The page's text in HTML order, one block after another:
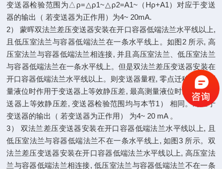
变送器检验范围为△ρ=△ρ1~△ρ2=A1~（Hρ+A1）对应于变送
器的输出（ 若变送器为正作用）为4~ 20mA.
2） 蒙晖双法兰差压变送器安装在开口容器低端法兰水平线以上,
且低压室法兰与容器低端法兰在一条水平线上。如图2 所示, 高
压室法兰与容器低端法兰相连接, 并且高压室法兰、低压室法兰
与容器低端法兰在一条水平线上。但是双法兰差压变送器安装在
开口容器低端法兰水平线以上。则变送器量程, 零点迁移量, 低测
量液位时作用于变送器上等效静压差, 最高测量液位时, 作用于变
送器上等效静压差, 变送器检验范围均与本节1） 相同。对应于
变送器的输出（ 若变送器为正作用） 为4~ 20 mA 。
3） 双法兰差压变送器安装在开口容器低端法兰水平线以上, 且
低压室法兰与容器低端法兰不在一条水平线上, 如图3 所示。双
法兰差压变送器安装在开口容器低端法兰水平线以上, 高压室法
兰与容器低端法兰相连接, 低压室法兰与容器低端法兰不在一条